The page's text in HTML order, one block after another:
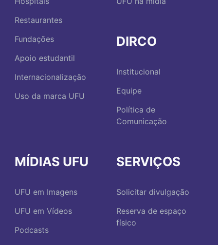
Restaurantes
Fundações
Apoio estudantil
Internacionalização
Uso da marca UFU
DIRCO
Institucional
Equipe
Política de
Comunicação
MÍDIAS UFU
UFU em Imagens
UFU em Vídeos
Podcasts
SERVIÇOS
Solicitar divulgação
Reserva de espaço
físico